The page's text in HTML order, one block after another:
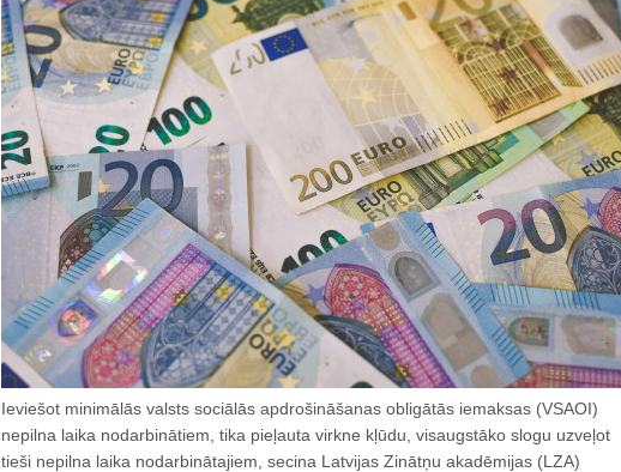
Ieviešot minimālās valsts sociālās apdrošināšanas obligātās iemaksas (VSAOI)
nepilna laika nodarbinātiem, tika pieļauta virkne kļūdu, visaugstāko slogu uzveļot
tieši nepilna laika nodarbinātajiem, secina Latvijas Zinātņu akadēmijas (LZA)